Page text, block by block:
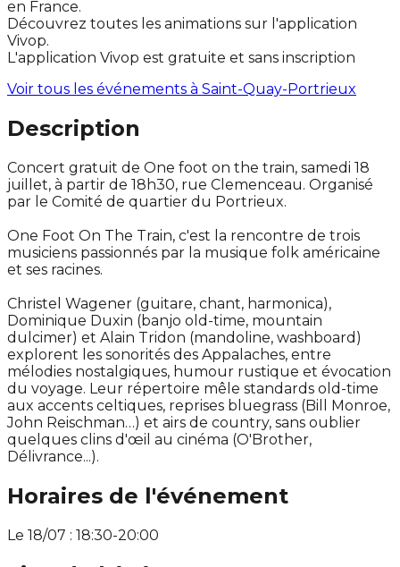
en France.
Découvrez toutes les animations sur l'application
Vivop.
L'application Vivop est gratuite et sans inscription
Voir tous les événements à Saint-Quay-Portrieux
Description
Concert gratuit de One foot on the train, samedi 18
juillet, à partir de 18h30, rue Clemenceau. Organisé
par le Comité de quartier du Portrieux.
One Foot On The Train, c'est la rencontre de trois
musiciens passionnés par la musique folk américaine
et ses racines.
Christel Wagener (guitare, chant, harmonica),
Dominique Duxin (banjo old-time, mountain
dulcimer) et Alain Tridon (mandoline, washboard)
explorent les sonorités des Appalaches, entre
mélodies nostalgiques, humour rustique et évocation
du voyage. Leur répertoire mêle standards old-time
aux accents celtiques, reprises bluegrass (Bill Monroe,
John Reischman…) et airs de country, sans oublier
quelques clins d'œil au cinéma (O'Brother,
Délivrance...).
Horaires de l'événement
Le 18/07 : 18:30-20:00